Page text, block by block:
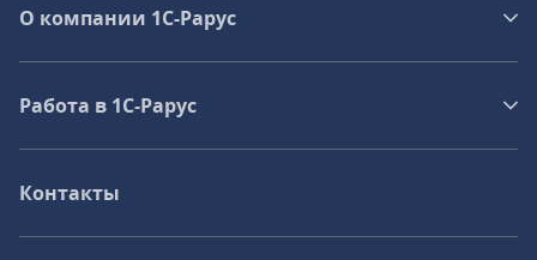
О компании 1C-Рарус
Работа в 1С‑Рарус
Контакты